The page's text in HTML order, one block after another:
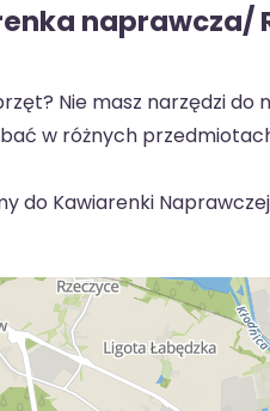
naprawcza/
Nie masz narzędzi
w różnych
do Kawiarenki